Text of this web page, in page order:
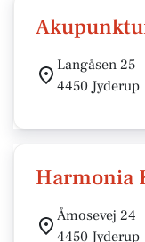
Langåsen 25
4450 Jyderup
Harmonia
Åmosevej 24
4450 Jyderup